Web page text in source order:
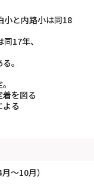
小と内路小は同18
17年、
。
着を図る
よる
～10月）